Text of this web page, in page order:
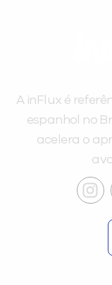
A inFlux é
espanhol no
acelera o